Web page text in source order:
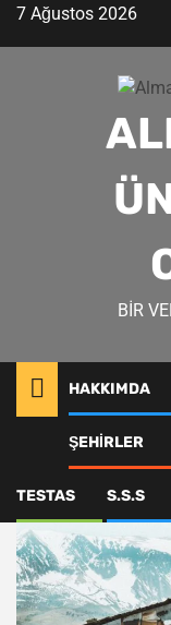
Skip7 Ağustos 2026
BIR
HAKKIMDA
ŞEHIRLER
TESTAS S.S.S